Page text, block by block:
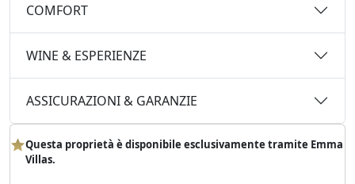
COMFORT
WINE & ESPERIENZE
ASSICURAZIONI & GARANZIE
Questa proprietà è disponibile esclusivamente tramite Emma
Villas.